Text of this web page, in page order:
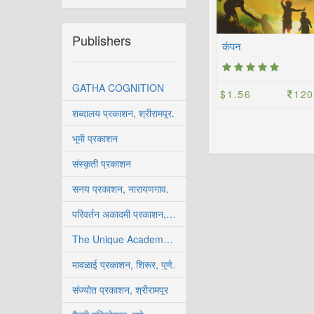
Publishers
GATHA COGNITION
शब्दालय प्रकाशन, श्रीरामपूर.
भूमी प्रकाशन
संस्कृती प्रकाशन
सनय प्रकाशन, नारायणगाव.
परिवर्तन अकादमी प्रकाशन, सोलापूर
The Unique Academy, Pune.
मावळाई प्रकाशन, शिरूर, पुणे.
संज्योत प्रकाशन, श्रीरामपूर
कंपन
$1.56